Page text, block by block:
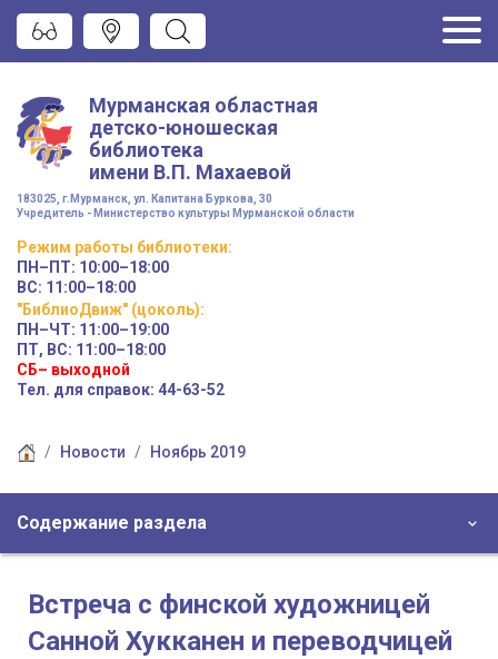
Мурманская областная
детско-юношеская
библиотека
имени В.П. Махаевой
183025, г.Мурманск, ул. Капитана Буркова, 30
Учредитель - Министерство культуры Мурманской области
Режим работы библиотеки:
ПН–ПТ: 10:00–18:00
ВС: 11:00–18:00
"БиблиоДвиж" (цоколь):
ПН–ЧТ: 11:00–19:00
ПТ, ВС: 11:00–18:00
СБ– выходной
Тел. для справок: 44-63-52
Новости Ноябрь 2019
Содержание раздела
Встреча с финской художницей
Санной Хукканен и переводчицей